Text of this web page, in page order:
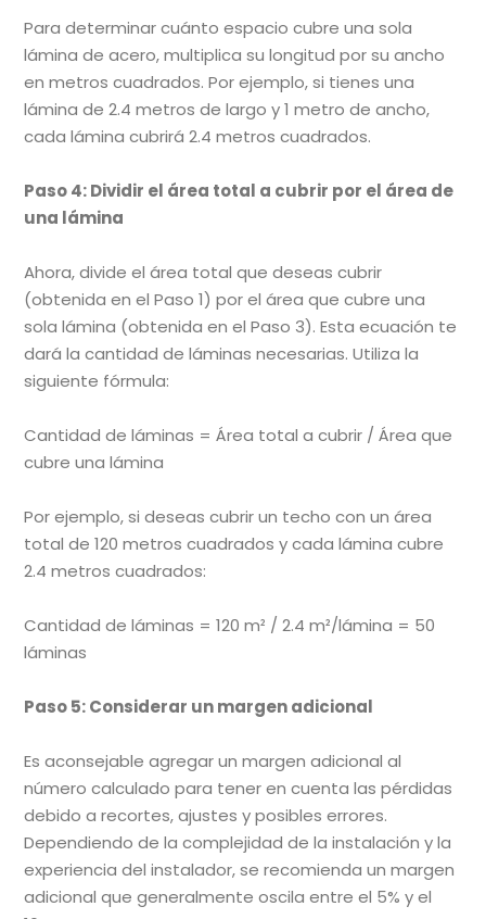
Para determinar cuánto espacio cubre una sola
lámina de acero, multiplica su longitud por su ancho
en metros cuadrados. Por ejemplo, si tienes una
lámina de 2.4 metros de largo y 1 metro de ancho,
cada lámina cubrirá 2.4 metros cuadrados.
Paso 4: Dividir el área total a cubrir por el área de
una lámina
Ahora, divide el área total que deseas cubrir
(obtenida en el Paso 1) por el área que cubre una
sola lámina (obtenida en el Paso 3). Esta ecuación te
dará la cantidad de láminas necesarias. Utiliza la
siguiente fórmula:
Cantidad de láminas = Área total a cubrir / Área que
cubre una lámina
Por ejemplo, si deseas cubrir un techo con un área
total de 120 metros cuadrados y cada lámina cubre
2.4 metros cuadrados:
Cantidad de láminas = 120 m² / 2.4 m²/lámina = 50
láminas
Paso 5: Considerar un margen adicional
Es aconsejable agregar un margen adicional al
número calculado para tener en cuenta las pérdidas
debido a recortes, ajustes y posibles errores.
Dependiendo de la complejidad de la instalación y la
experiencia del instalador, se recomienda un margen
adicional que generalmente oscila entre el 5% y el